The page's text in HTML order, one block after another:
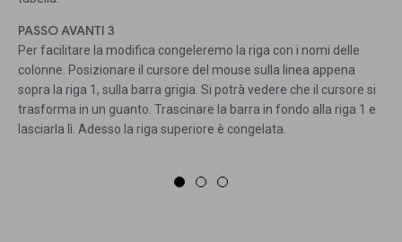
PASSO AVANTI 3
Per facilitare la modifica congeleremo la riga con i nomi delle
colonne. Posizionare il cursore del mouse sulla linea appena
sopra la riga 1, sulla barra grigia. Si potrà vedere che il cursore si
trasforma in un guanto. Trascinare la barra in fondo alla riga 1 e
lasciarla lì. Adesso la riga superiore è congelata.